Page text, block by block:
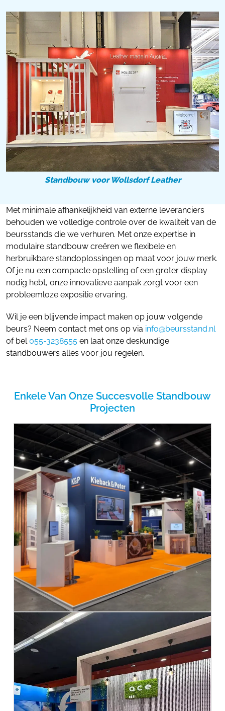
Standbouw voor Wollsdorf Leather
Met minimale afhankelijkheid van externe leveranciers
behouden we volledige controle over de kwaliteit van de
beursstands die we verhuren. Met onze expertise in
modulaire standbouw creëren we flexibele en
herbruikbare standoplossingen op maat voor jouw merk.
Of je nu een compacte opstelling of een groter display
nodig hebt, onze innovatieve aanpak zorgt voor een
probleemloze expositie ervaring.
Wil je een blijvende impact maken op jouw volgende
beurs? Neem contact met ons op via info@beursstand.nl
of bel055-3238555 en laat onze deskundige
standbouwers alles voor jou regelen.
Enkele Van Onze Succesvolle Standbouw
Projecten